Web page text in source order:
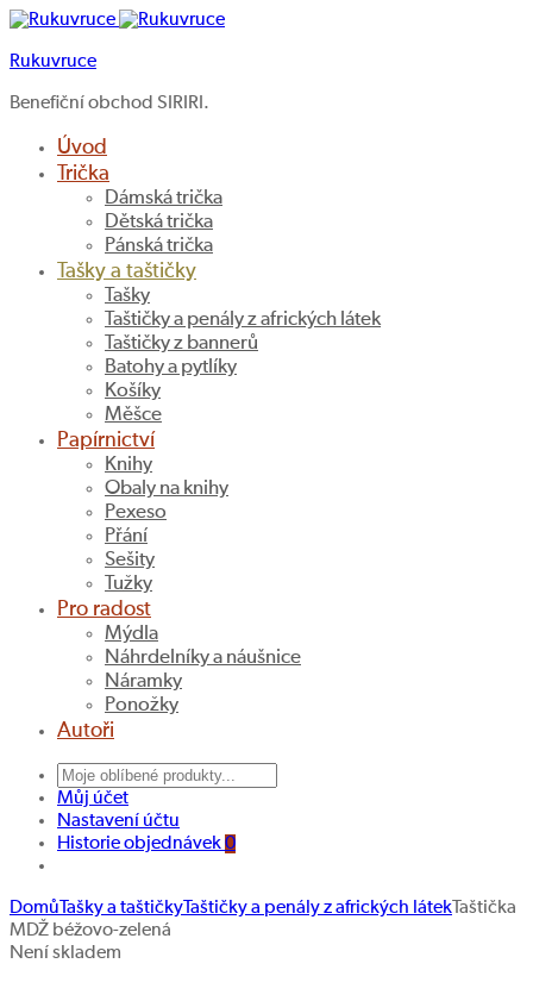
Rukuvruce
Benefiční obchod SIRIRI.
Úvod
Trička
Dámská trička
Dětská trička
Pánská trička
Tašky a taštičky
Tašky
Taštičky a penály z afrických látek
Taštičky z bannerů
Batohy a pytlíky
Košíky
Měšce
Papírnictví
Knihy
Obaly na knihy
Pexeso
Přání
Sešity
Tužky
Pro radost
Mýdla
Náhrdelníky a náušnice
Náramky
Ponožky
Autoři
Můj účet
Nastavení účtu
Historie objednávek0
Domů Tašky a taštičky Taštičky a penály z afrických látek Taštička
MDŽ béžovo-zelená
Navigace
Penál
Taštička
Není skladem